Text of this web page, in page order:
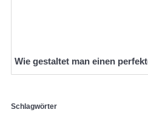
Wie gestaltet man einen
Schlagwörter